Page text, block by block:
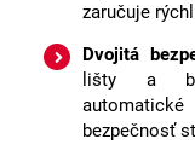
zaručuje
Dvojitá
lišty a
bezpečnosť